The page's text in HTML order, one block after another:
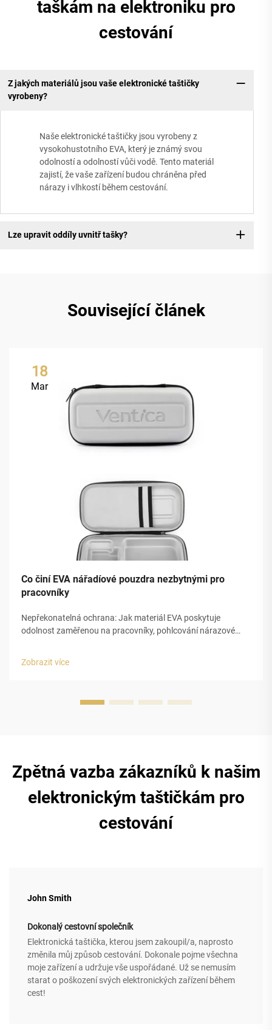
taškám na elektroniku pro
cestování
Z jakých materiálů jsou vaše elektronické taštičky
vyrobeny?
Naše elektronické taštičky jsou vyrobeny z
vysokohustotního EVA, který je známý svou
odolností a odolností vůči vodě. Tento materiál
zajistí, že vaše zařízení budou chráněna před
nárazy i vlhkostí během cestování.
Lze upravit oddíly uvnitř tašky?
Související článek
18
Mar
Co činí EVA nářadíové pouzdra nezbytnými pro
pracovníky
Nepřekonatelná ochrana: Jak materiál EVA poskytuje
odolnost zaměřenou na pracovníky, pohlcování nárazové
Zobrazit více
Zpětná vazba zákazníků k našim
elektronickým taštičkám pro
cestování
John Smith
Dokonalý cestovní společník
Elektronická taštička, kterou jsem zakoupil/a, naprosto
změnila můj způsob cestování. Dokonale pojme všechna
moje zařízení a udržuje vše uspořádané. Už se nemusím
starat o poškození svých elektronických zařízení během
cest!